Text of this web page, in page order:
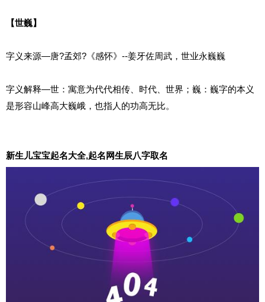
【世巍】
字义来源—唐?孟郊?《感怀》--姜牙佐周武，世业永巍巍
字义解释—世：寓意为代代相传、时代、世界；巍：巍字的本义
是形容山峰高大巍峨，也指人的功高无比。
新生儿宝宝起名大全,起名网生辰八字取名